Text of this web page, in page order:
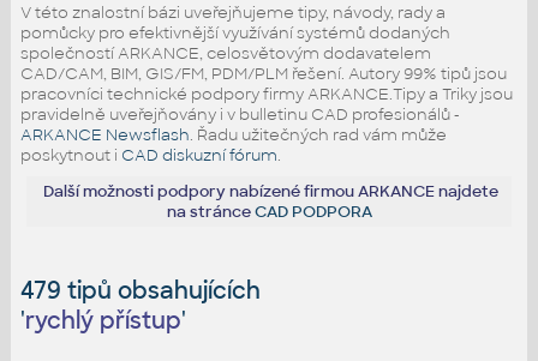
V této znalostní bázi uveřejňujeme tipy, návody, rady a
pomůcky pro efektivnější využívání systémů dodaných
společností ARKANCE, celosvětovým dodavatelem
CAD/CAM, BIM, GIS/FM, PDM/PLM řešení. Autory 99% tipů jsou
pracovníci technické podpory firmy ARKANCE.Tipy a Triky jsou
pravidelně uveřejňovány i v bulletinu CAD profesionálů -
ARKANCE Newsflash. Řadu užitečných rad vám může
poskytnout i CAD diskuzní fórum.
Další možnosti podpory nabízené firmou ARKANCE najdete
na stránceCAD PODPORA
479 tipů obsahujících
'rychlý přístup'